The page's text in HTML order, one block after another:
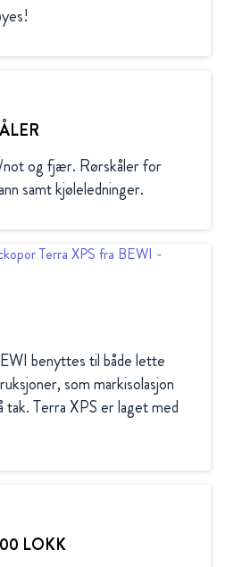
og fjær. Rørskåler for
benyttes til både lette
som markisolasjon
tak. Terra XPS er laget med
LOKK